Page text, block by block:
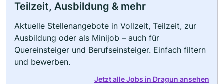
Teilzeit, Ausbildung & mehr
Aktuelle Stellenangebote in Vollzeit, Teilzeit, zur
Ausbildung oder als Minijob – auch für
Quereinsteiger und Berufseinsteiger. Einfach filtern
und bewerben.
Jetzt alle Jobs in Dragun ansehen